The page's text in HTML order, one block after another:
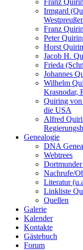
Irmgard
Franz
Peter
Horst
Jacob H.
Frieda
Johannes
Wilhelm
Krasnodar,
Quiring von
die USA
Alfred
Genealogie
DNA
Webtrees
Nachrufe/
Literatur
Linkliste
Quellen
Galerie
Kalender
Kontakte
Gästebuch
Forum